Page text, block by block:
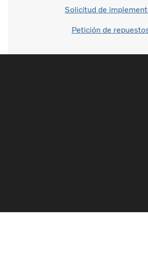
Solicitud de
Petición de